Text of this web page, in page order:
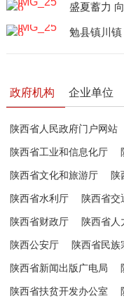
盛夏蓄力
勉县镇川
政府机构 企业单位
陕西省人民政府门户网站
陕西省工业和信息化厅
陕西省文化和旅游厅 陕
陕西省水利厅 陕西省交
陕西省财政厅 陕西省人
陕西公安厅 陕西省民族
陕西省新闻出版广电局
陕西省扶贫开发办公室